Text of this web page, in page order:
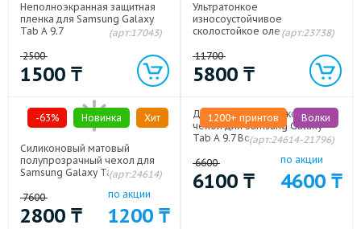
Неполноэкранная защитная
пленка для Samsung Galaxy
Tab A 9.7
(арт:17043)
2500
1500 ₸
Ультратонкое
износоустойчивое
сколостойкое олеофобное
Samsung Galaxy Tab A 9.7
(арт:23738)
11700
5800 ₸
-63% Новинка Хит
Силиконовый матовый
полупрозрачный чехол для
Samsung Galaxy Tab A 9.7
(арт:24614)
7600
2800 ₸
по акции
1200 ₸
1200+ принтов Волки
Дизайнерский силиконовый
чехол для Samsung Galaxy
Tab A 9.7 Волки(арт:24614-21796)
6600
6100 ₸
по акции
4600 ₸